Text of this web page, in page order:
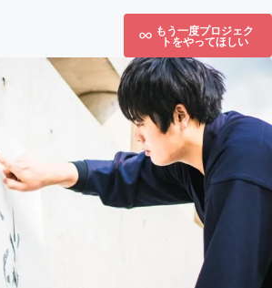
もう一度プロジェク
トをやってほしい